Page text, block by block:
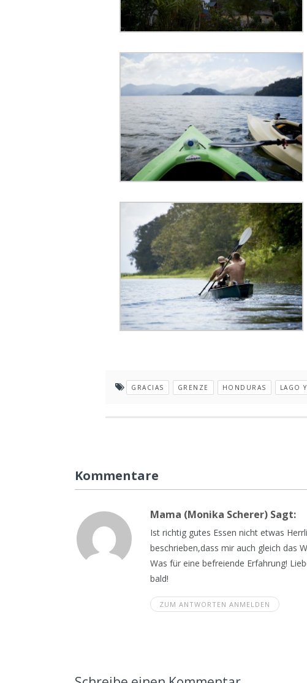
GRACIAS GRENZE HONDURAS LAGO
Kommentare
Mama (Monika Scherer) Sagt:
Ist richtig gutes Essen nicht etwas
beschrieben,dass mir auch gleich das
Was für eine befreiende Erfahrung!
bald!
ZUM ANTWORTEN ANMELDEN